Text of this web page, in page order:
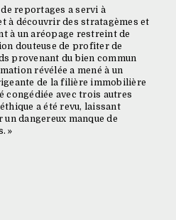
reportages a servi à
à découvrir des stratagèmes et
à un aréopage restreint de
douteuse de profiter de
provenant du bien commun
révélée a mené à un
de la filière immobilière
congédiée avec trois autres
a été revu, laissant
dangereux manque de
»